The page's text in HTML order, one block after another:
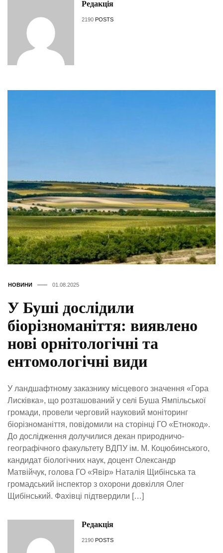
Редакція
2190 POSTS
НОВИНИ 01.08.2025
У Буші дослідили
біорізноманіття: виявлено
нові орнітологічні та
ентомологічні види
У ландшафтному заказнику місцевого значення «Гора
Лисківка», що розташований у селі Буша Ямпільської
громади, провели черговий науковий моніторинг
біорізноманіття, повідомили на сторінці ГО «Етнокод».
До дослідження долучилися декан природничо-
географічного факультету ВДПУ ім. М. Коцюбинського,
кандидат біологічних наук, доцент Олександр
Матвійчук, голова ГО «Явір» Наталія Щибінська та
громадський інспектор з охорони довкілля Олег
Щибінський. Фахівці підтвердили […]
Редакція
2190 POSTS